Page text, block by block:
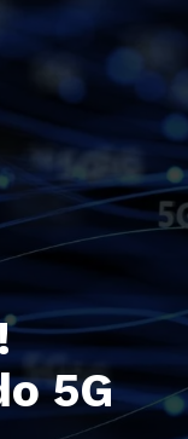
Chegou!!
5G